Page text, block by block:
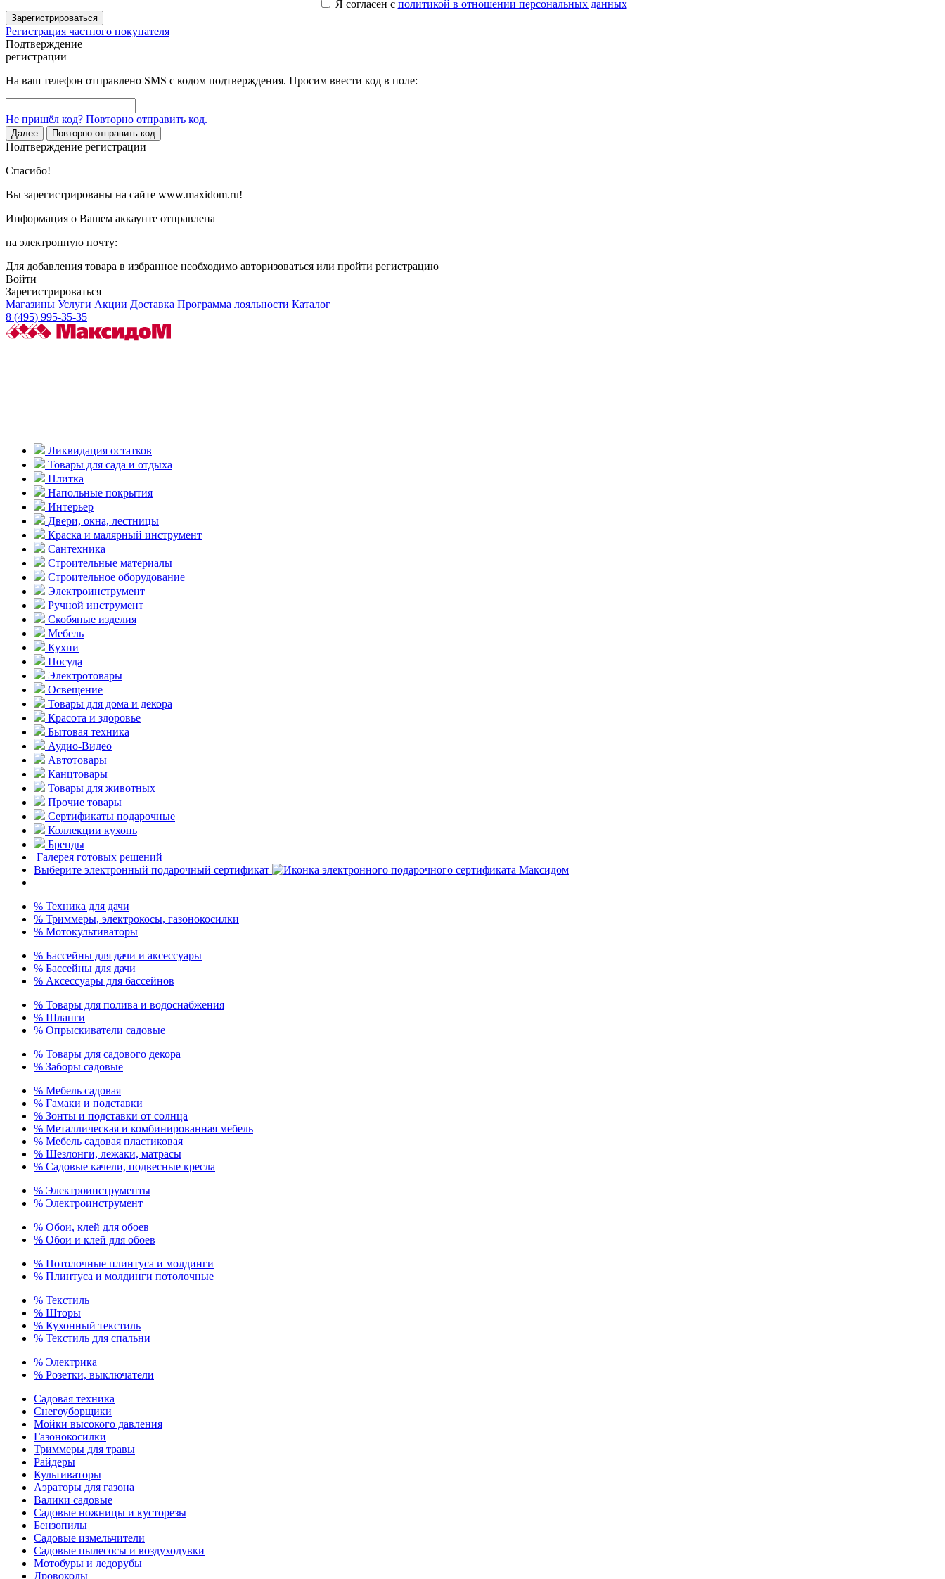
Я согласен с политикой в отношении персональных данных
Зарегистрироваться
Регистрация частного покупателя
Подтверждение
регистрации
На ваш телефон отправлено SMS с кодом подтверждения. Просим ввести код в поле:
Не пришёл код? Повторно отправить код.
Далее Повторно отправить код
Подтверждение регистрации
Спасибо!
Вы зарегистрированы на сайте www.maxidom.ru!
Информация о Вашем аккаунте отправлена
на электронную почту:
Для добавления товара в избранное необходимо авторизоваться или пройти регистрацию
Войти
Зарегистрироваться
Магазины Услуги Акции Доставка Программа лояльности Каталог
8 (495) 995-35-35
Ликвидация остатков
Товары для сада и отдыха
Плитка
Напольные покрытия
Интерьер
Двери, окна, лестницы
Краска и малярный инструмент
Сантехника
Строительные материалы
Строительное оборудование
Электроинструмент
Ручной инструмент
Скобяные изделия
Мебель
Кухни
Посуда
Электротовары
Освещение
Товары для дома и декора
Красота и здоровье
Бытовая техника
Аудио-Видео
Автотовары
Канцтовары
Товары для животных
Прочие товары
Сертификаты подарочные
Коллекции кухонь
Бренды
Галерея готовых решений
Выберите электронный подарочный сертификат
% Техника для дачи
% Триммеры, электрокосы, газонокосилки
% Мотокультиваторы
% Бассейны для дачи и аксессуары
% Бассейны для дачи
% Аксессуары для бассейнов
% Товары для полива и водоснабжения
% Шланги
% Опрыскиватели садовые
% Товары для садового декора
% Заборы садовые
% Мебель садовая
% Гамаки и подставки
% Зонты и подставки от солнца
% Металлическая и комбинированная мебель
% Мебель садовая пластиковая
% Шезлонги, лежаки, матрасы
% Садовые качели, подвесные кресла
% Электроинструменты
% Электроинструмент
% Обои, клей для обоев
% Обои и клей для обоев
% Потолочные плинтуса и молдинги
% Плинтуса и молдинги потолочные
% Текстиль
% Шторы
% Кухонный текстиль
% Текстиль для спальни
% Электрика
% Розетки, выключатели
Садовая техника
Снегоуборщики
Мойки высокого давления
Газонокосилки
Триммеры для травы
Райдеры
Культиваторы
Аэраторы для газона
Валики садовые
Садовые ножницы и кусторезы
Бензопилы
Садовые измельчители
Садовые пылесосы и воздуходувки
Мотобуры и ледорубы
Дровоколы